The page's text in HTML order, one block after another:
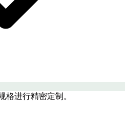
格进行精密定制。